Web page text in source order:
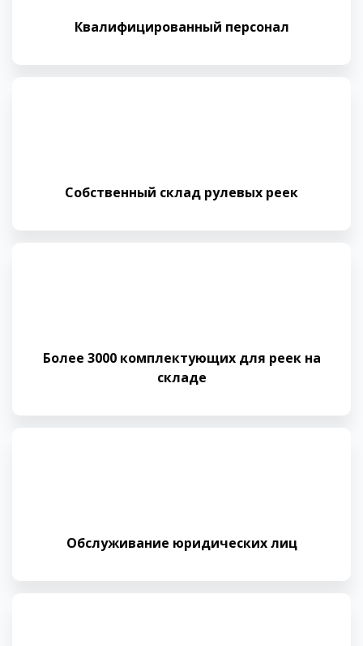
Квалифициро­ванный персонал
Собственный склад рулевых реек
Более 3000 комплектующих для реек на
складе
Обслуживание юридических лиц